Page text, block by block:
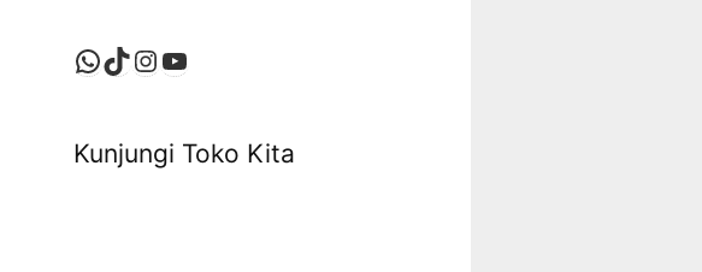
WhatsApp
TikTok
Instagram
YouTube
Kunjungi Toko Kita